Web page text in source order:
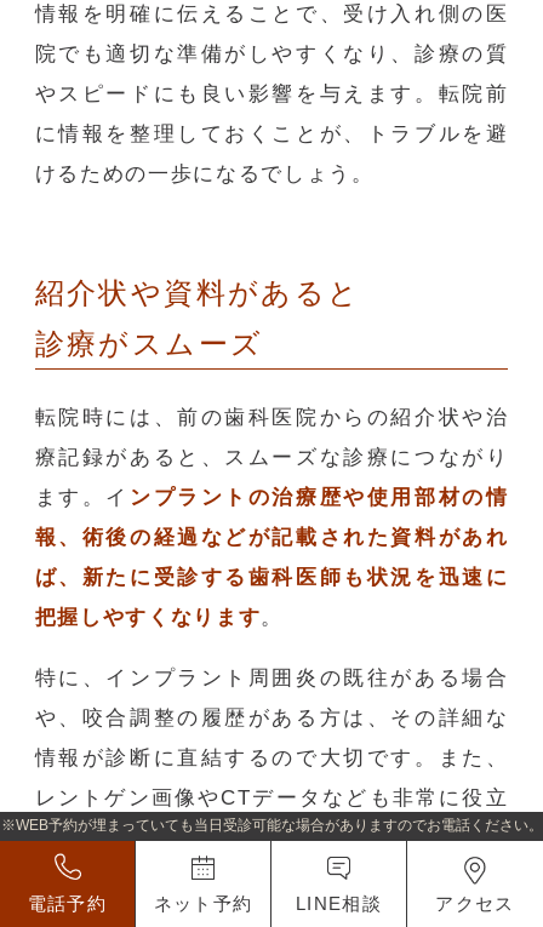
情報を明確に伝えることで、受け入れ側の医
院でも適切な準備がしやすくなり、診療の質
やスピードにも良い影響を与えます。転院前
に情報を整理しておくことが、トラブルを避
けるための一歩になるでしょう。
紹介状や資料があると
診療がスムーズ
転院時には、前の歯科医院からの紹介状や治
療記録があると、スムーズな診療につながり
ます。イ ンプラントの治療歴や使用部材の情
報、術後の経過などが記載された資料があれ
ば、新たに受診する歯科医師も状況を迅速に
把握しやすくなります。
特に、インプラント周囲炎の既往がある場合
や、咬合調整の履歴がある方は、その詳細な
情報が診断に直結するので大切です。また、
レントゲン画像やCTデータなども非常に役立
つため、可能であればデジタルデータのコピ
ーを用意しておくとよいでしょう。
※WEB予約が埋まっていても当日受診可能な場合がありますのでお電話ください。
電話予約 ネット予約 LINE相談 アクセス